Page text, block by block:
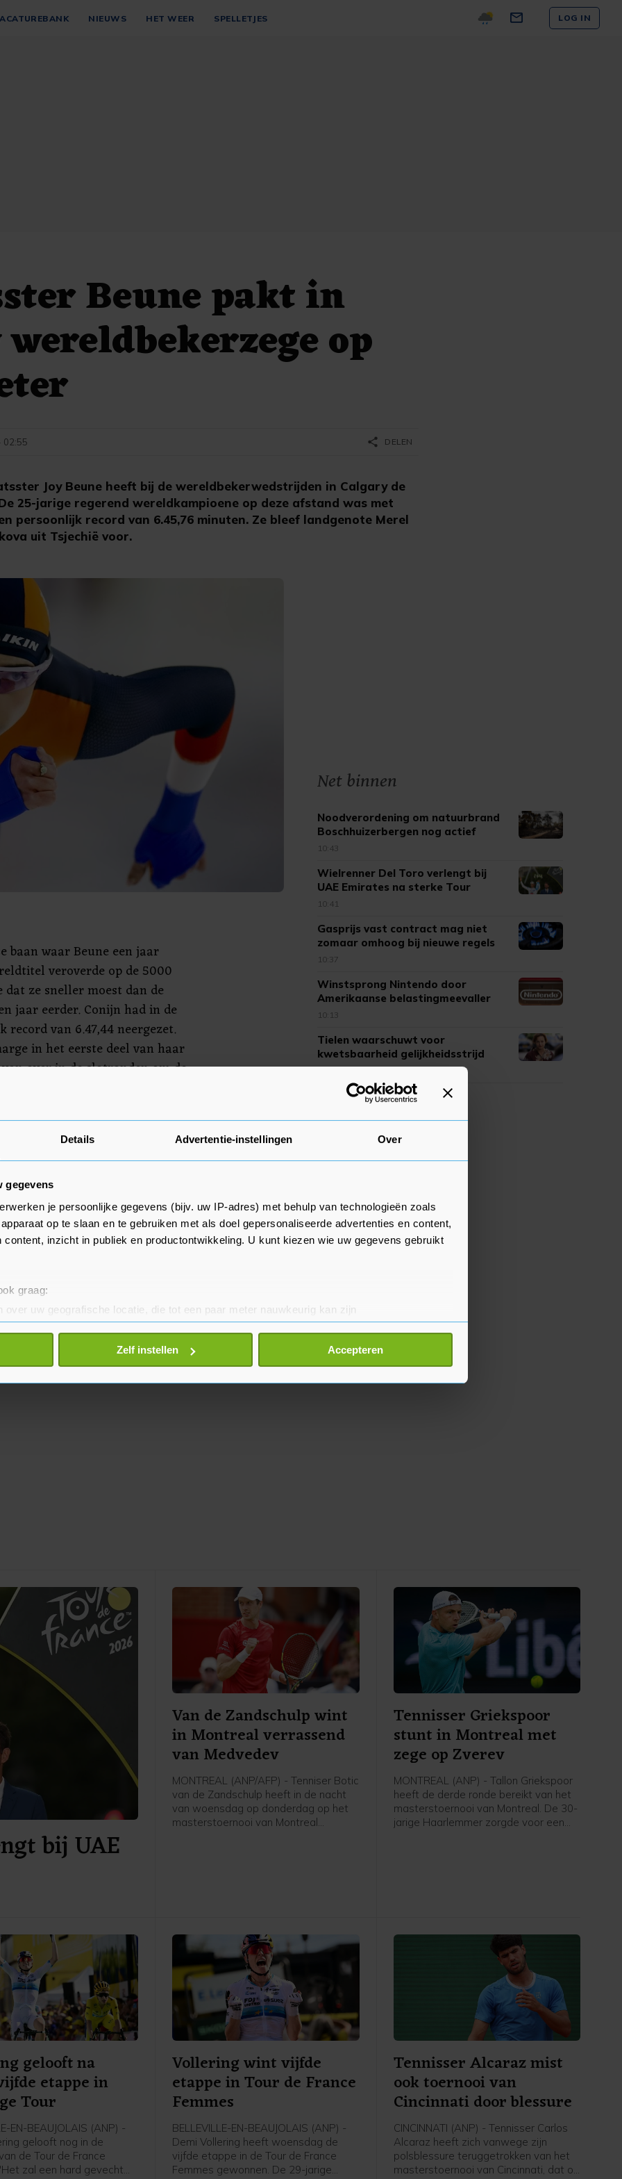
Details Advertentie-instellingen Over
gegevens
je persoonlijke gegevens (bijv. uw IP-adres) met behulp van technologieën zoals
op te slaan en te gebruiken met als doel gepersonaliseerde advertenties en content,
content, inzicht in publiek en productontwikkeling. U kunt kiezen wie uw gegevens gebruikt
graag:
over uw geografische locatie, die tot een paar meter nauwkeurig kan zijn
door het actief te scannen op specifieke eigenschappen (fingerprinting)
gegevens worden verwerkt en stel uw voorkeuren in het
detailgedeelte
of intrekken in de Cookieverklaring.
Zelf instellen Accepteren
NIEUWS HET WEER SPELLETJES LOG IN
Beune pakt in
op
Joy Beune heeft bij de wereldbekerwedstrijden in Calgary de
25-jarige regerend wereldkampioene op deze afstand was met
persoonlijk record van 6.45,76 minuten. Ze bleef landgenote Merel
uit Tsjechië voor.
02:55 share DELEN
baan waar Beune een jaar
veroverde op de 5000
dat ze sneller moest dan de
jaar eerder. Conijn had in de
van 6.47,44 neergezet.
in het eerste deel van haar
over in de slotronden om de
zege in de wereldbeker
werd derde in
de zevende tijd. Marijke
tijd van 7.10,10 tiende.
bij UAE
Van de Zandschulp wint
in Montreal verrassend
van Medvedev
MONTREAL (ANP/AFP) - Tenniser Botic
van de Zandschulp heeft in de nacht
van woensdag op donderdag op het
masterstoernooi van Montreal
Tennisser Griekspoor
stunt in Montreal met
zege op Zverev
MONTREAL (ANP) - Tallon Griekspoor
heeft de derde ronde bereikt van het
masterstoernooi van Montreal. De 30-
jarige Haarlemmer zorgde voor een
gelooft na
etappe in
Tour
EN-BEAUJOLAIS (ANP) -
gelooft nog in de
de Tour de France
zal een hard gevecht
Vollering wint vijfde
etappe in Tour de France
Femmes
BELLEVILLE-EN-BEAUJOLAIS (ANP) -
Demi Vollering heeft woensdag de
vijfde etappe in de Tour de France
Femmes gewonnen. De 29-jarige
Tennisser Alcaraz mist
ook toernooi van
Cincinnati door blessure
CINCINNATI (ANP) - Tennisser Carlos
Alcaraz heeft zich vanwege zijn
polsblessure teruggetrokken van het
masterstoernooi van Cincinnati, dat op
Net binnen
Noodverordening om natuurbrand
Boschhuizerbergen nog actief
10:43
Wielrenner Del Toro verlengt bij
UAE Emirates na sterke Tour
10:41
Gasprijs vast contract mag niet
zomaar omhoog bij nieuwe regels
10:37
Winstsprong Nintendo door
Amerikaanse belastingmeevaller
10:13
Tielen waarschuwt voor
kwetsbaarheid gelijkheidsstrijd